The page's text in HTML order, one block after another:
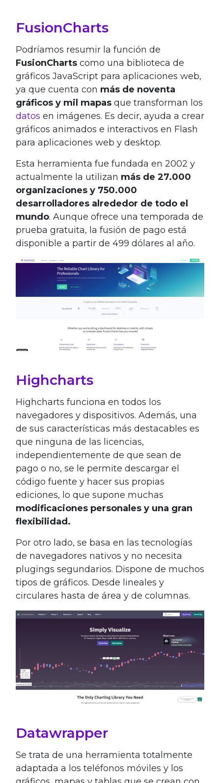
FusionCharts
Podríamos resumir la función de
FusionCharts como una biblioteca de
gráficos JavaScript para aplicaciones web,
ya que cuenta con más de noventa
gráficos y mil mapas que transforman los
datos en imágenes. Es decir, ayuda a crear
gráficos animados e interactivos en Flash
para aplicaciones web y desktop.
Esta herramienta fue fundada en 2002 y
actualmente la utilizan más de 27.000
organizaciones y 750.000
desarrolladores alrededor de todo el
mundo. Aunque ofrece una temporada de
prueba gratuita, la fusión de pago está
disponible a partir de 499 dólares al año.
Highcharts
Highcharts funciona en todos los
navegadores y dispositivos. Además, una
de sus características más destacables es
que ninguna de las licencias,
independientemente de que sean de
pago o no, se le permite descargar el
código fuente y hacer sus propias
ediciones, lo que supone muchas
modificaciones personales y una gran
flexibilidad.
Por otro lado, se basa en las tecnologías
de navegadores nativos y no necesita
plugings segundarios. Dispone de muchos
tipos de gráficos. Desde lineales y
circulares hasta de área y de columnas.
Datawrapper
Se trata de una herramienta totalmente
adaptada a los teléfonos móviles y los